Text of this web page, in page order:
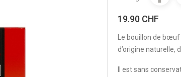
19.90 CHF
Le bouillon de
d’origine naturelle,
Il est sans